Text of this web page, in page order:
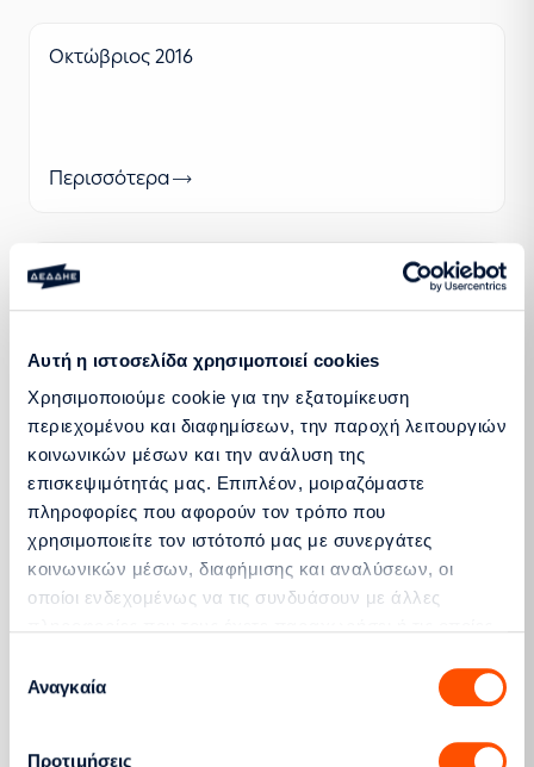
Αυτή η ιστοσελίδα χρησιμοποιεί cookies
Χρησιμοποιούμε cookie για την εξατομίκευση
περιεχομένου και διαφημίσεων, την παροχή λειτουργιών
κοινωνικών μέσων και την ανάλυση της
επισκεψιμότητάς μας. Επιπλέον, μοιραζόμαστε
πληροφορίες που αφορούν τον τρόπο που
χρησιμοποιείτε τον ιστότοπό μας με συνεργάτες
κοινωνικών μέσων, διαφήμισης και αναλύσεων, οι
οποίοι ενδεχομένως να τις συνδυάσουν με άλλες
των υπηρεσιών τους.
συγκατάθεσης
Αναγκαία
Προτιμήσεις
Οκτώβριος 2016
Περισσότερα
Ιούλιος 2016
Περισσότερα
Απρίλιος 2016